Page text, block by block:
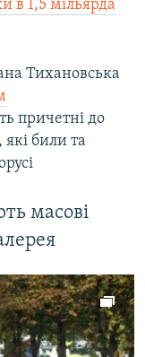
в 1,5 мільярда
Тихановська
причетні до
били та
масові